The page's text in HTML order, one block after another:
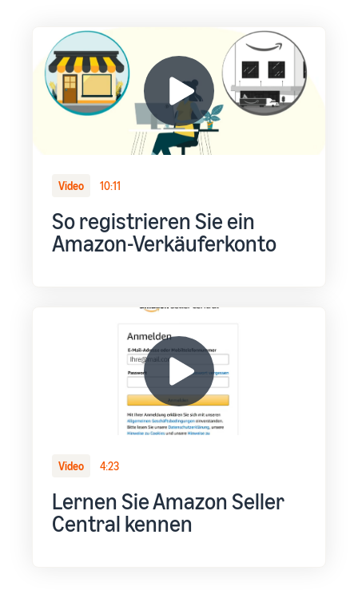
Video 10:11
So registrieren Sie ein
Amazon-Verkäuferkonto
Video 4:23
Lernen Sie Amazon Seller
Central kennen